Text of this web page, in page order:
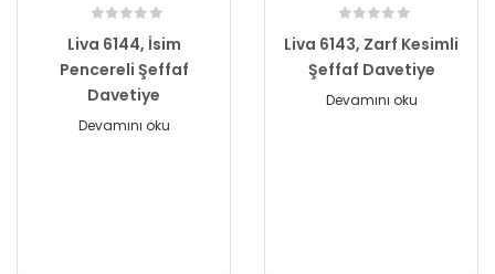
Liva 6144, İsim
Pencereli Şeffaf
Davetiye
Devamını oku
Liva 6143, Zarf Kesimli
Şeffaf Davetiye
Devamını oku